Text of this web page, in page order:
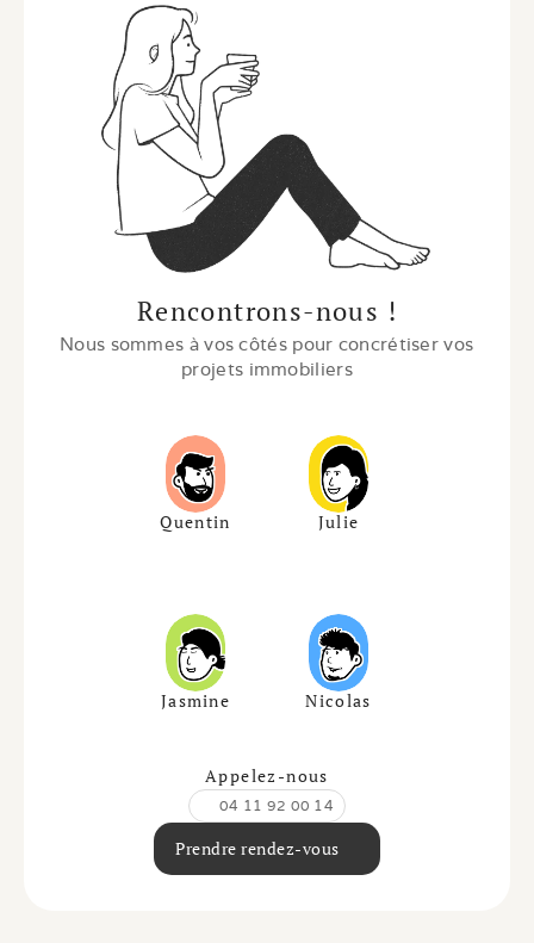
Rencontrons-nous !
Nous sommes à vos côtés pour concrétiser vos
projets immobiliers
Quentin Julie
Jasmine Nicolas
Appelez-nous
04 11 92 00 14
Prendre rendez-vous